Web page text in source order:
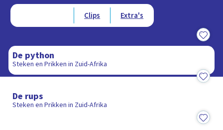
Type videos
Clips Extra's
De python
Steken en Prikken in Zuid-Afrika
De rups
Steken en Prikken in Zuid-Afrika
15:49